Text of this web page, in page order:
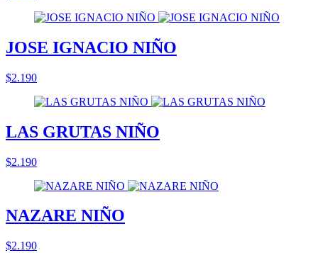
JOSE IGNACIO NIÑO
$2.190
LAS GRUTAS NIÑO
$2.190
NAZARE NIÑO
$2.190